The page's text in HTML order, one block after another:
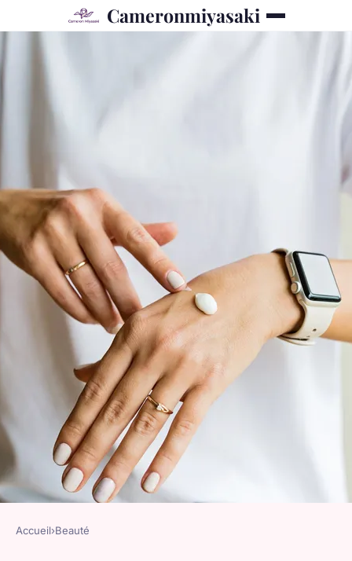
Cameronmiyasaki
Accueil›Beauté